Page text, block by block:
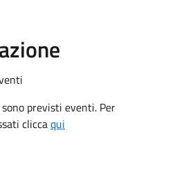
previsti eventi. Per
cliccaqui